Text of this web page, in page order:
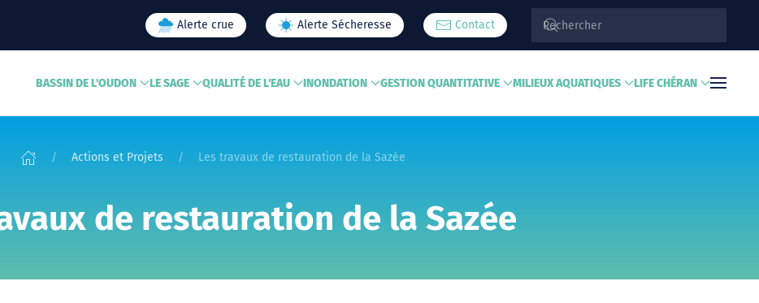
Alerte crue Alerte Sécheresse Contact
BASSIN DE L'OUDON LE SAGE QUALITÉ DE L'EAU INONDATION GESTION QUANTITATIVE MILIEUX AQUATIQUES LIFE CHÉRAN
Actions et Projets Les travaux de restauration de la Sazée
de restauration de la Sazée